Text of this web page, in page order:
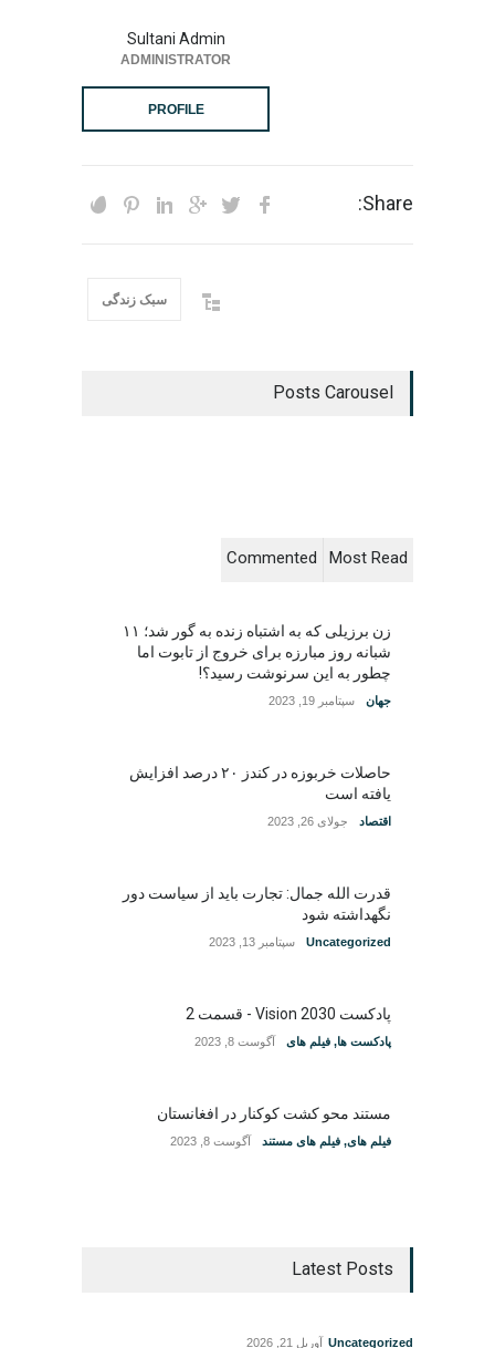
Sultani Admin
ADMINISTRATOR
PROFILE
Share:
سبک زندگی
Posts Carousel
Most Read
Commented
زن برزیلی که به اشتباه زنده به گور شد؛ ۱۱
شبانه روز مبارزه برای خروج از تابوت اما
چطور به این سرنوشت رسید؟!
جهان سپتامبر 19, 2023
حاصلات خربوزه در کندز ۲۰ درصد افزایش
یافته است
اقتصاد جولای 26, 2023
قدرت الله جمال: تجارت باید از سیاست دور
نگهداشته شود
Uncategorized سپتامبر 13, 2023
پادکست Vision 2030 - قسمت 2
پادکست ها, فیلم های آگوست 8, 2023
مستند محو کشت کوکنار در افغانستان
فیلم های, فیلم های مستند آگوست 8, 2023
Latest Posts
Uncategorized آوریل 21, 2026